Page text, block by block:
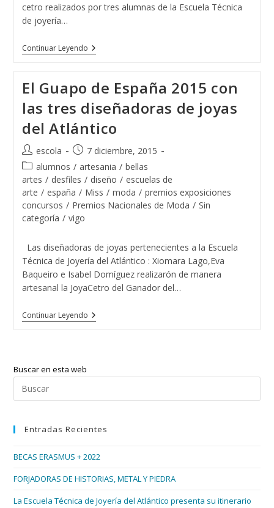
cetro realizados por tres alumnas de la Escuela Técnica
de joyería…
Continuar LeyendoRey
&
España
Con
Joyas
De
La
Escuela
De
Joyería
Del
Atlántico
El Guapo de España 2015 con
las tres diseñadoras de joyas
del Atlántico
Autor
de
la
entrada:
escola
Publicación
de
la
entrada:
7 diciembre, 2015
Categoría
de
la
entrada:
alumnos / artesania / bellas
artes / desfiles / diseño / escuelas de
arte / españa / Miss / moda / premios exposiciones
concursos / Premios Nacionales de Moda / Sin
categoría / vigo
Las diseñadoras de joyas pertenecientes a la Escuela
Técnica de Joyería del Atlántico : Xiomara Lago,Eva
Baqueiro e Isabel Domíguez realizarón de manera
artesanal la JoyaCetro del Ganador del…
Continuar LeyendoEl
Guapo
De
Atlántico
Buscar en esta web
Entradas Recientes
BECAS ERASMUS + 2022
FORJADORAS DE HISTORIAS, METAL Y PIEDRA
La Escuela Técnica de Joyería del Atlántico presenta su itinerario